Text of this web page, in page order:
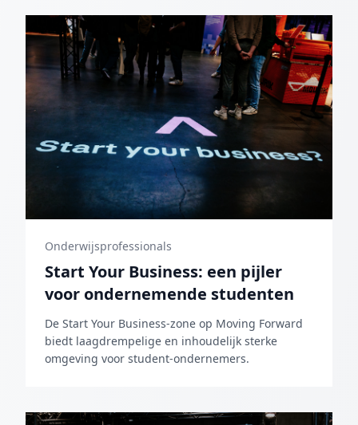
Onderwijsprofessionals
Start Your Business: een pijler
voor ondernemende studenten
De Start Your Business-zone op Moving Forward
biedt laagdrempelige en inhoudelijk sterke
omgeving voor student-ondernemers.